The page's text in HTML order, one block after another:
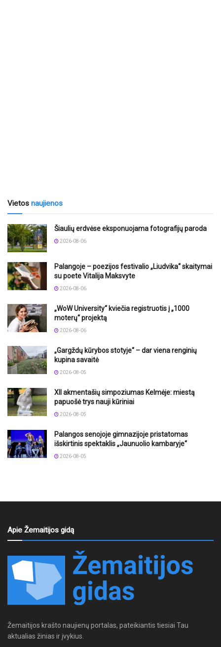
Vietos naujienos
Šiaulių erdvėse eksponuojama fotografijų paroda
2026-08-06
Palangoje – poezijos festivalio „Liudvika“ skaitymai
su poete Vitalija Maksvyte
2026-08-06
„WoW University“ kviečia registruotis į „1000
moterų“ projektą
2026-08-06
„Gargždų kūrybos stotyje“ – dar viena renginių
kupina savaitė
2026-08-05
XII akmentašių simpoziumas Kelmėje: miestą
papuošė trys nauji kūriniai
2026-08-05
Palangos senojoje gimnazijoje pristatomas
išskirtinis spektaklis „Jaunuolio kambaryje“
2026-08-05
Apie Žemaitijos gidą
Žemaitijos krašto naujienų portalas, pateikiantis tiesiai Tau
aktualias žinias ir įvykius.